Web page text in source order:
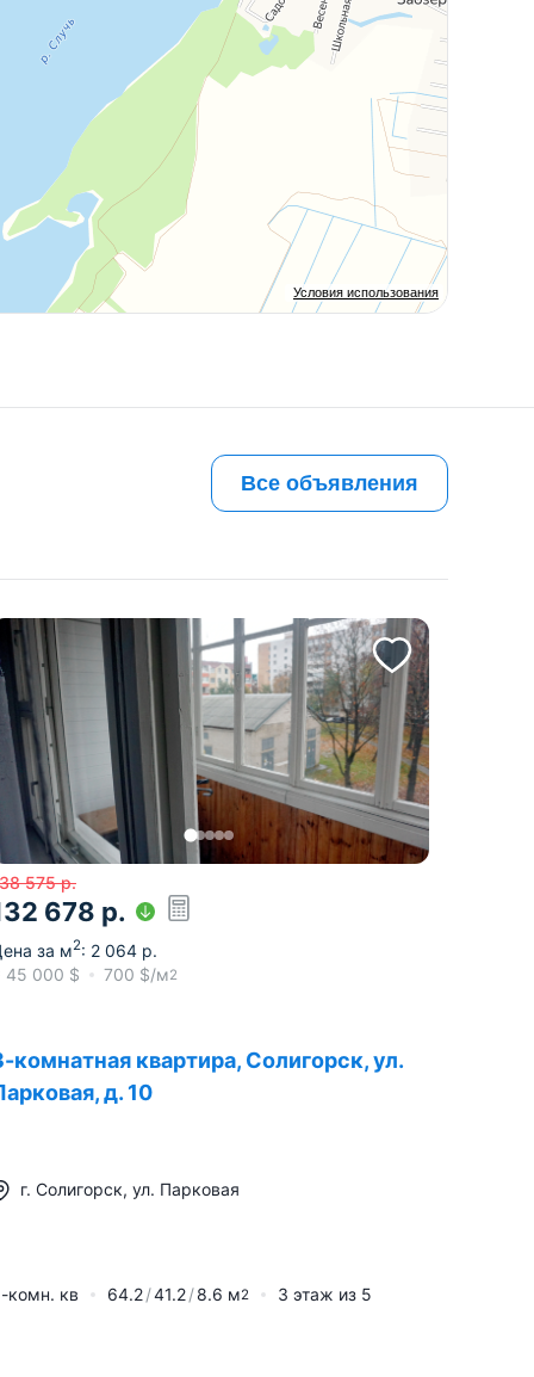
Условия использования
Все объявления
575 р.
678 р.
за м2: 2 064 р.
45 000 $ 700 $/м2
комнатная квартира, Солигорск, ул.
д. 10
г. Солигорск, ул. Парковая
комн. кв 64.2 41.2 8.6 м2 3 этаж из 5